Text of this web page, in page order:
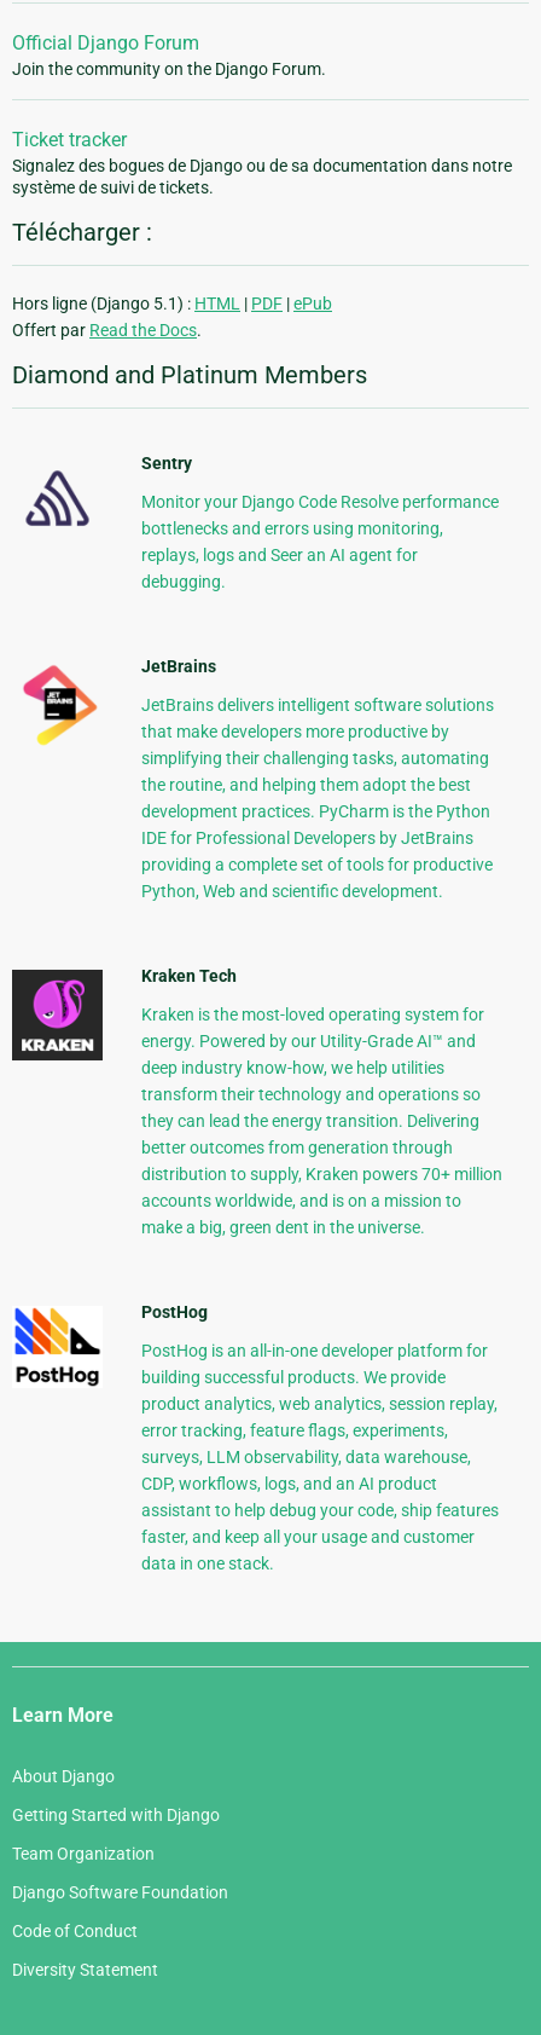
Official Django Forum
Join the community on the Django Forum.
Ticket tracker
Signalez des bogues de Django ou de sa documentation dans notre
système de suivi de tickets.
Télécharger :
Hors ligne (Django 5.1) : HTML | PDF |ePub
Offert par Read the Docs.
Diamond and Platinum Members
Sentry
Monitor your Django Code Resolve performance
bottlenecks and errors using monitoring,
replays, logs and Seer an AI agent for
debugging.
JetBrains
JetBrains delivers intelligent software solutions
that make developers more productive by
simplifying their challenging tasks, automating
the routine, and helping them adopt the best
development practices. PyCharm is the Python
IDE for Professional Developers by JetBrains
providing a complete set of tools for productive
Python, Web and scientific development.
Kraken Tech
Kraken is the most-loved operating system for
energy. Powered by our Utility-Grade AI™ and
deep industry know-how, we help utilities
transform their technology and operations so
they can lead the energy transition. Delivering
better outcomes from generation through
distribution to supply, Kraken powers 70+ million
accounts worldwide, and is on a mission to
make a big, green dent in the universe.
PostHog
PostHog is an all-in-one developer platform for
building successful products. We provide
product analytics, web analytics, session replay,
error tracking, feature flags, experiments,
surveys, LLM observability, data warehouse,
CDP, workflows, logs, and an AI product
assistant to help debug your code, ship features
faster, and keep all your usage and customer
data in one stack.
Django
Links
Learn More
About Django
Getting Started with Django
Team Organization
Django Software Foundation
Code of Conduct
Diversity Statement